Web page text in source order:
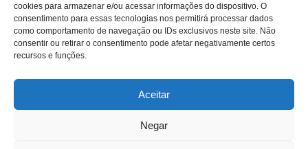
cookies para armazenar e/ou acessar informações do dispositivo. O
consentimento para essas tecnologias nos permitirá processar dados
como comportamento de navegação ou IDs exclusivos neste site. Não
consentir ou retirar o consentimento pode afetar negativamente certos
recursos e funções.
Aceitar
Negar
Combos